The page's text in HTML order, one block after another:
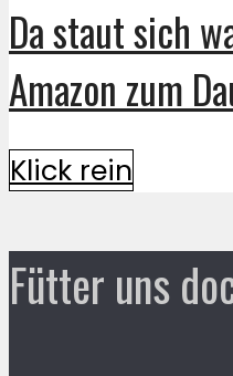
Da staut sich
Amazon zum
Klick rein
Fütter uns